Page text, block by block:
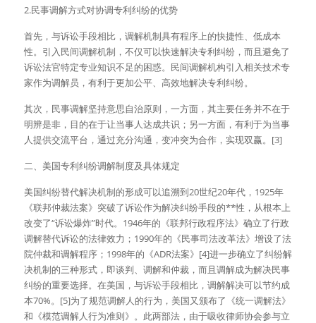
2.民事调解方式对协调专利纠纷的优势
首先，与诉讼手段相比，调解机制具有程序上的快捷性、低成本
性。引入民间调解机制，不仅可以快速解决专利纠纷，而且避免了
诉讼法官特定专业知识不足的困惑。民间调解机构引入相关技术专
家作为调解员，有利于更加公平、高效地解决专利纠纷。
其次，民事调解坚持意思自治原则，一方面，其主要任务并不在于
明辨是非，目的在于让当事人达成共识；另一方面，有利于为当事
人提供交流平台，通过充分沟通，变冲突为合作，实现双赢。[3]
二、美国专利纠纷调解制度及具体规定
美国纠纷替代解决机制的形成可以追溯到20世纪20年代，1925年
《联邦仲裁法案》突破了诉讼作为解决纠纷手段的**性，从根本上
改变了“诉讼爆炸”时代。1946年的《联邦行政程序法》确立了行政
调解替代诉讼的法律效力；1990年的《民事司法改革法》增设了法
院仲裁和调解程序；1998年的《ADR法案》[4]进一步确立了纠纷解
决机制的三种形式，即谈判、调解和仲裁，而且调解成为解决民事
纠纷的重要选择。在美国，与诉讼手段相比，调解解决可以节约成
本70%。[5]为了规范调解人的行为，美国又颁布了《统一调解法》
和《模范调解人行为准则》。此两部法，由于吸收律师协会参与立